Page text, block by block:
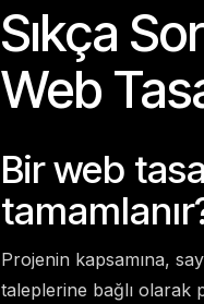
Sıkça
Web
Bir web
Projenin kapsamına,
taleplerine bağlı olarak